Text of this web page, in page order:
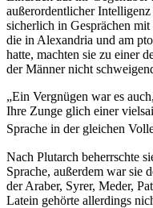
außerordentlicher
sicherlich in Gesprächen
die in Alexandria und am
hatte, machten sie zu einer
der Männer nicht
„Ein Vergnügen war es
Ihre Zunge glich einer
Sprache in der gleichen
Nach Plutarch beherrschte
Sprache, außerdem war sie
der Araber, Syrer, Meder,
Latein gehörte allerdings